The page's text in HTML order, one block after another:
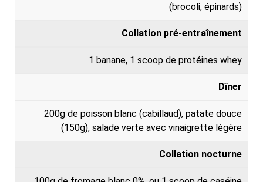
(brocoli, épinards)
Collation pré-entraînement
1 banane, 1 scoop de protéines whey
Dîner
200g de poisson blanc (cabillaud), patate douce
(150g), salade verte avec vinaigrette légère
Collation nocturne